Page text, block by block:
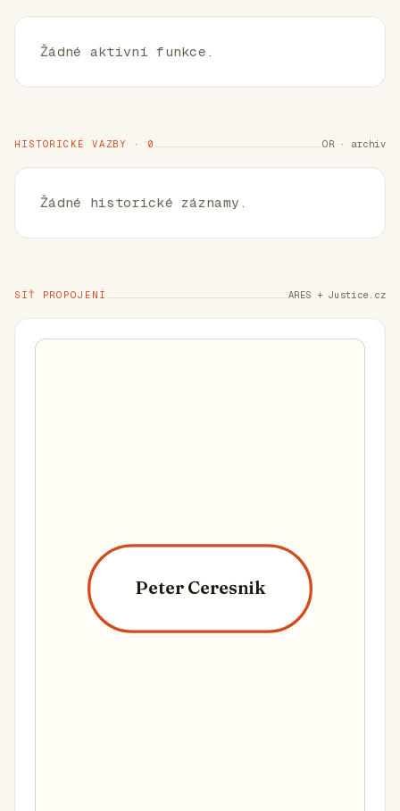
Žádné aktivní funkce.
HISTORICKÉ VAZBY · 0 OR · archiv
Žádné historické záznamy.
SÍŤ PROPOJENÍ ARES + Justice.cz
Peter Ceresnik